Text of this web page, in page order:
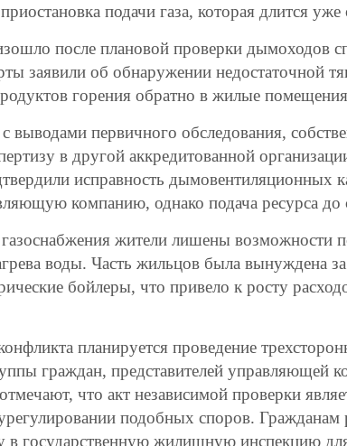
подачи газа, которая длится уже
после плановой проверки дымоходов
заявили об обнаружении недостаточной
горения обратно в жилые
выводами первичного обследования,
в другой аккредитованной
исправность дымовентиляционных
компанию, однако подача ресурса до
газоснабжения жители лишены возможности
воды. Часть жильцов была вынуждена
бойлеры, что привело к росту
планируется проведение
граждан, представителей управляющей
что акт независимой проверки
подобных споров. Гражданам
в государственную жилищную инспекцию